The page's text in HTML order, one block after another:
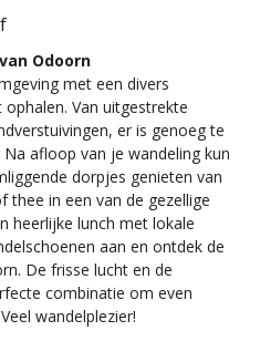
Odoorn
met een divers
Van uitgestrekte
er is genoeg te
afloop van je wandeling kun
dorpjes genieten van
thee in een van de gezellige
heerlijke lunch met lokale
aan en ontdek de
De frisse lucht en de
combinatie om even
wandelplezier!